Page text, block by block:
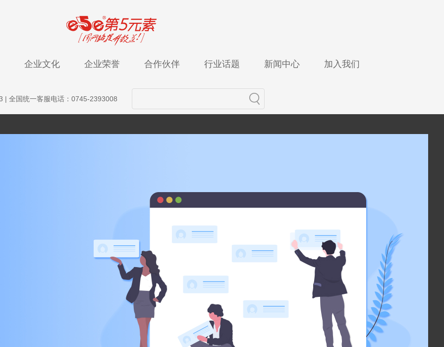
企业文化 企业荣誉 合作伙伴 行业话题 新闻中心 加入我们
| 全国统一客服电话：0745-2393008